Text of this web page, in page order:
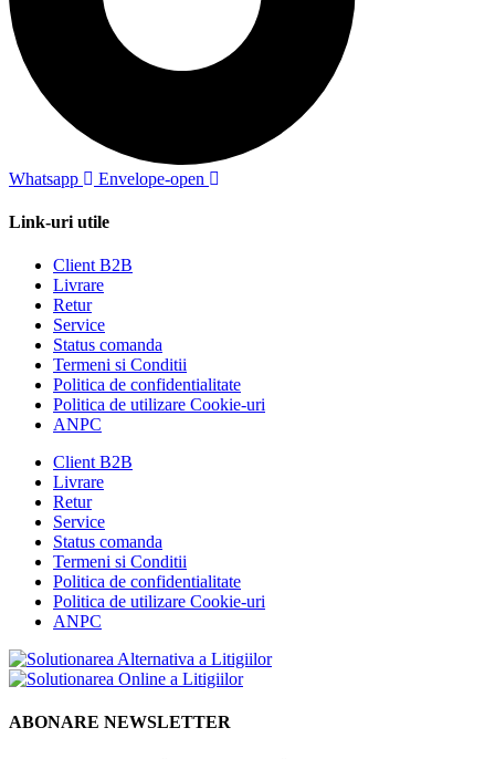
Whatsapp Envelope-open
Link-uri utile
Client B2B
Livrare
Retur
Service
Status comanda
Termeni si Conditii
Politica de confidentialitate
Politica de utilizare Cookie-uri
ANPC
Client B2B
Livrare
Retur
Service
Status comanda
Termeni si Conditii
Politica de confidentialitate
Politica de utilizare Cookie-uri
ANPC
ABONARE NEWSLETTER